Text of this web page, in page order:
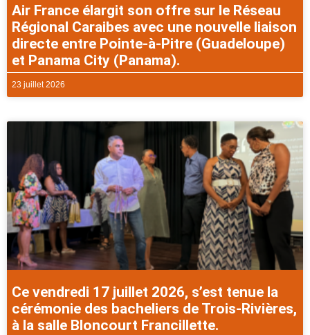
Air France élargit son offre sur le Réseau
Régional Caraibes avec une nouvelle liaison
directe entre Pointe-à-Pitre (Guadeloupe)
et Panama City (Panama).
23 juillet 2026
Ce vendredi 17 juillet 2026, s’est tenue la
cérémonie des bacheliers de Trois-Rivières,
à la salle Bloncourt Francillette.